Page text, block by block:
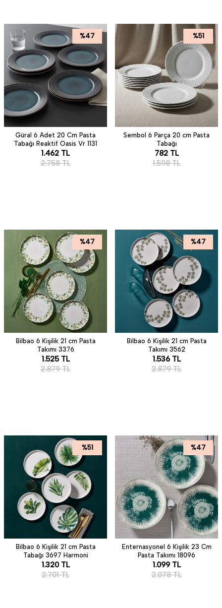
%47
Güral 6 Adet 20 Cm Pasta
Tabağı Reaktif Oasis Vr 1131
1.462 TL
2.758TL
%51
Sembol 6 Parça 20 cm Pasta
Tabağı
782TL
1.598TL
%47
Bilbao 6 Kişilik 21 cm Pasta
Takımı 3376
1.525TL
2.879TL
%47
Bilbao 6 Kişilik 21 cm Pasta
Takımı 3562
1.536TL
2.879TL
%51
Bilbao 6 Kişilik 21 cm Pasta
Tabağı 3697 Harmoni
1.320TL
2.701TL
%47
Enternasyonel 6 Kişilik 23 Cm
Pasta Takımı 18096
1.099TL
2.078TL